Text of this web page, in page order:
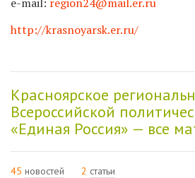
http://krasnoyarsk.er.ru/
Красноярское
Всероссийской
«Единая Россия» — все
45 новостей 2 статьи